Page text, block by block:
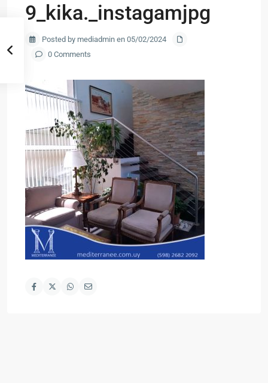
9_kika._instagamjpg
Posted by mediadmin en 05/02/2024
0 Comments